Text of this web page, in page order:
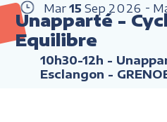
Mar 15 Sep 2026
Unapparté -
Equilibre
10h30-12h -
Esclangon -